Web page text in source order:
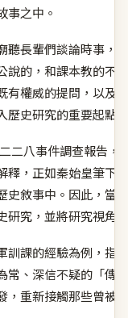
事之中。
聽長輩們談論時事，
說的，和課本教的不
有權威的提問，以及
歷史研究的重要起點。
二八事件調查報告
釋，正如秦始皇筆下
史敘事中。因此，當
研究，並將研究視角
訓課的經驗為例，指
常、深信不疑的「傳
，重新接觸那些曾被